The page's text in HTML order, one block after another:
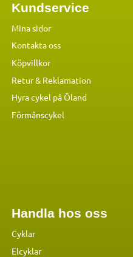
Kundservice
Mina sidor
Kontakta oss
Köpvillkor
Retur & Reklamation
Hyra cykel på Öland
Förmånscykel
Handla hos oss
Cyklar
Elcyklar